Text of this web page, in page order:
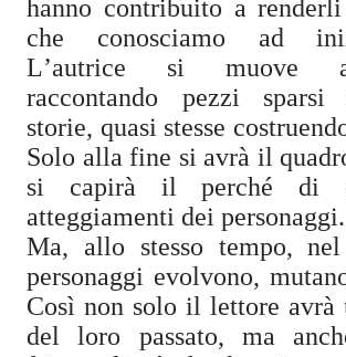
hanno contribuito a
che conosciamo ad
L’autrice si muove
raccontando pezzi
storie, quasi stesse
Solo alla fine si avrà il
si capirà il perché di
atteggiamenti dei personaggi.
Ma, allo stesso tempo,
personaggi evolvono,
Così non solo il lettore avrà
del loro passato, ma